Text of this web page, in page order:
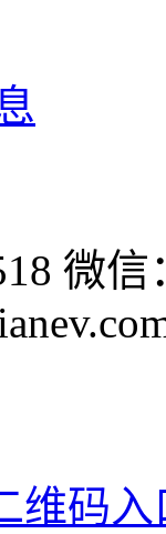
微信
维码入